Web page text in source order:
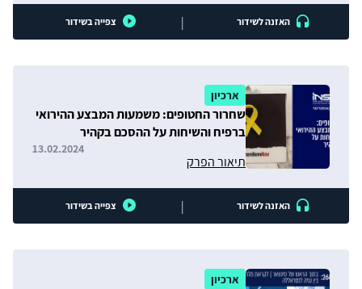
האזנה לשידור | צפייה בשידור
ארכיון
שחרור החטופים: משמעות המבצע ההירואי
ברפיח והשיחות על ההסכם בקהיר
תיאור הפרק
13.02.2024
האזנה לשידור | צפייה בשידור
ארכיון